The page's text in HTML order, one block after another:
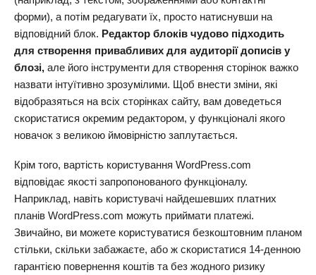
форми), а потім редагувати їх, просто натиснувши на
відповідний блок. Редактор блоків чудово підходить
для створення привабливих для аудиторії дописів у
блозі, але його інструменти для створення сторінок важко
назвати інтуїтивно зрозумілими. Щоб внести зміни, які
відобразяться на всіх сторінках сайту, вам доведеться
скористатися окремим редактором, у функціоналі якого
новачок з великою ймовірністю заплутається.
Крім того, вартість користування WordPress.com
відповідає якості запропонованого функціоналу.
Наприклад, навіть користувачі найдешевших платних
планів WordPress.com можуть приймати платежі.
Звичайно, ви можете користуватися безкоштовним планом
стільки, скільки забажаєте, або ж скористатися 14-денною
гарантією повернення коштів та без жодного ризику